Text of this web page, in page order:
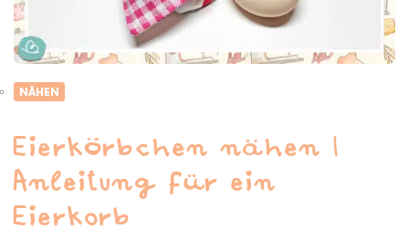
NÄHEN
Eierkörbchen nähen |
Anleitung für ein
Eierkorb